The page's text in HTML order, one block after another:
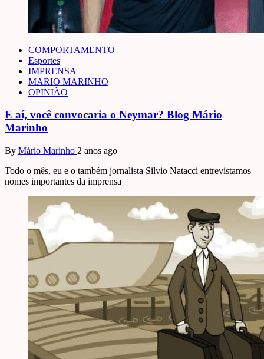
COMPORTAMENTO
Esportes
IMPRENSA
MARIO MARINHO
OPINIÃO
E aí, você convocaria o Neymar? Blog Mário
Marinho
By Mário Marinho 2 anos ago
Todo o mês, eu e o também jornalista Silvio Natacci entrevistamos
nomes importantes da imprensa